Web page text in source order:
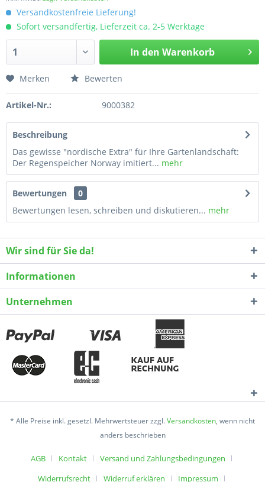
Versandkostenfreie Lieferung!
Sofort versandfertig, Lieferzeit ca. 2-5 Werktage
In den Warenkorb
Merken Bewerten
Artikel-Nr.: 9000382
Beschreibung
Das gewisse "nordische Extra" für Ihre Gartenlandschaft:
Der Regenspeicher Norway imitiert... mehr
Bewertungen
0
Bewertungen lesen, schreiben und diskutieren... mehr
Wir sind für Sie da!
Informationen
Unternehmen
* Alle Preise inkl. gesetzl. Mehrwertsteuer zzgl.Versandkosten, wenn nicht
anders beschrieben
AGB Kontakt
Versand und Zahlungsbedingungen
Widerrufsrecht
Widerruf erklären Impressum